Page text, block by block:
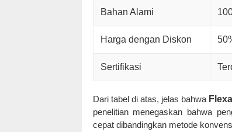
Bahan Alami
Harga dengan Diskon
Sertifikasi
Dari tabel di atas, jelas bahwa
penelitian menegaskan bahwa
cepat dibandingkan metode